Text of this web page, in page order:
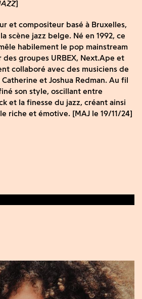
et compositeur basé à Bruxelles,
scène jazz belge. Né en 1992, ce
habilement le pop mainstream
des groupes URBEX, Next.Ape et
collaboré avec des musiciens de
et Joshua Redman. Au fil
son style, oscillant entre
et la finesse du jazz, créant ainsi
riche et émotive. [MAJ le 19/11/24]